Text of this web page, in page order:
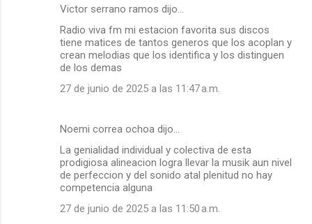
Victor serrano ramos dijo…
Radio viva fm mi estacion favorita sus discos
tiene matices de tantos generos que los acoplan y
crean melodias que los identifica y los distinguen
de los demas
27 de junio de 2025 a las 11:47 a.m.
Noemi correa ochoa dijo…
La genialidad individual y colectiva de esta
prodigiosa alineacion logra llevar la musik aun nivel
de perfeccion y del sonido atal plenitud no hay
competencia alguna
27 de junio de 2025 a las 11:50 a.m.